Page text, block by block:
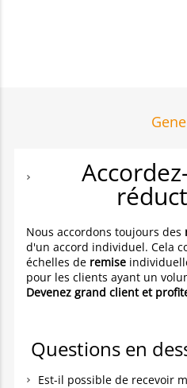
Nous accordons toujours des
d'un accord individuel. Cela
échelles de remise
pour les clients ayant un
Devenez grand client et
Questions en
Est-il possible de recevoir